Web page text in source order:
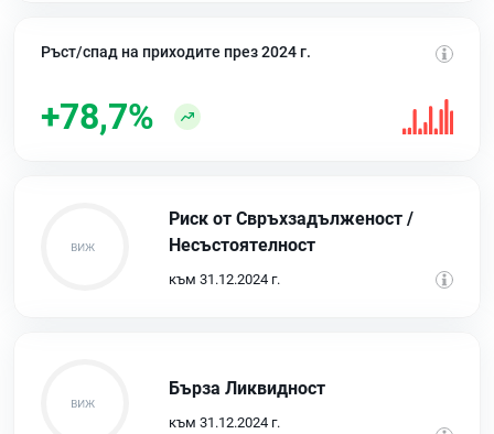
Ръст/спад на приходите през 2024 г.
+78,7%
Риск от Свръхзадълженост /
Несъстоятелност
към 31.12.2024 г.
Бърза Ликвидност
към 31.12.2024 г.